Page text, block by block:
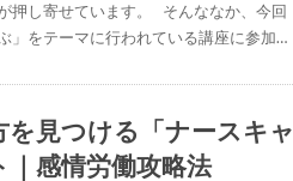
押し寄せています。 そんななか、今回
」をテーマに行われている講座に参加…
を見つける「ナースキャ
｜感情労働攻略法